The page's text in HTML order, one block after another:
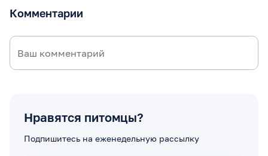
Комментарии
Нравятся питомцы?
Подпишитесь на еженедельную рассылку